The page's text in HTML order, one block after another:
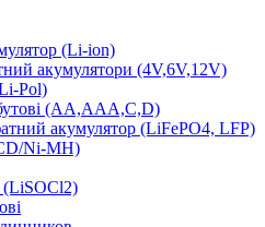
(Li-ion)
акумулятори (4V,6V,12V)
Pol)
(AA,AAA,C,D)
акумулятор (LiFePO4, LFP)
Ni-MH)
(LiSOCl2)